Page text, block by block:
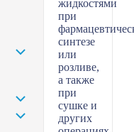
жидкостями
при
синтезе
или
розливе,
а также
при
сушке и
других